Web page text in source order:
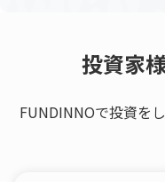
投資家
FUNDINNOで投資を